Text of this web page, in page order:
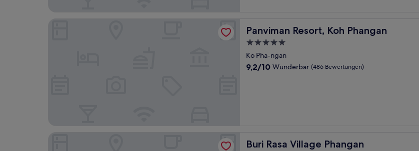
Panviman Resort, Koh Phangan
Panviman Resort, Koh Phangan
5.0-
Sterne-
Unterkunft
Ko Pha-ngan
9.2
9,2/10 Wunderbar (486 Bewertungen)
Buri Rasa Village Phangan
Buri Rasa Village Phangan